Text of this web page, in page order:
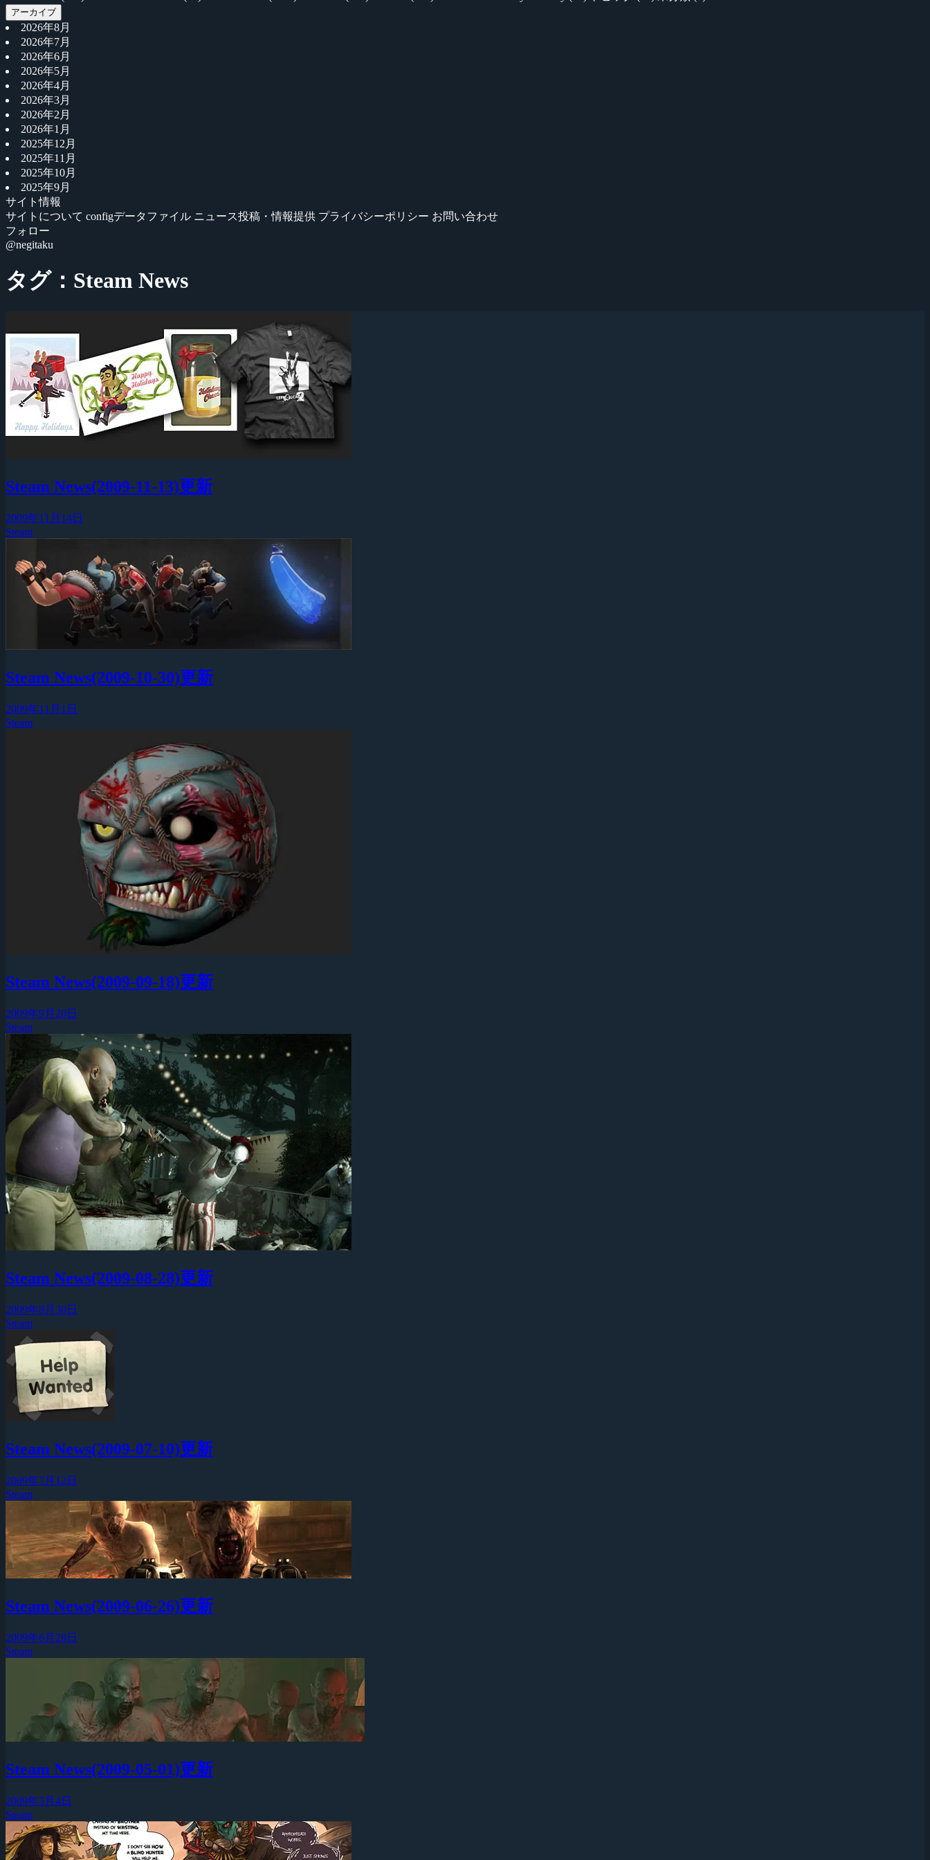
アーカイブ
2026年8月
2026年7月
2026年6月
2026年5月
2026年4月
2026年3月
2026年2月
2026年1月
2025年12月
2025年11月
2025年10月
2025年9月
サイト情報
サイトについて configデータファイル ニュース投稿・情報提供 プライバシーポリシー お問い合わせ
フォロー
@negitaku
タグ：Steam News
Steam News(2009-11-13)更新
2009年11月14日
Steam
Steam News(2009-10-30)更新
2009年11月1日
Steam
Steam News(2009-09-18)更新
2009年9月20日
Steam
Steam News(2009-08-28)更新
2009年8月30日
Steam
Steam News(2009-07-10)更新
2009年7月12日
Steam
Steam News(2009-06-26)更新
2009年6月28日
Steam
Steam News(2009-05-01)更新
2009年5月4日
Steam